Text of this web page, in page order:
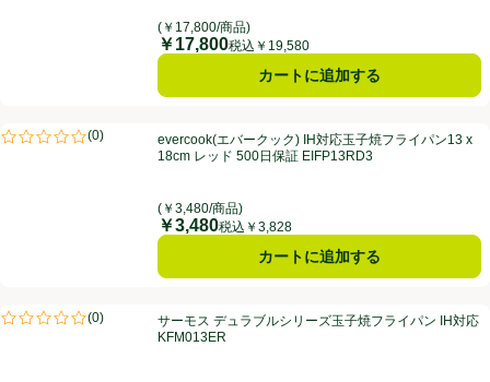
(￥17,800/商品)
価格
￥17,800税込￥19,580
カートに追加する
evercook(エバークック) IH対応玉子焼フライパン13 x 18cm レッド
(0)
評価は0件のレビューで5点中0.0点。
evercook(エバークック) IH対応玉子焼フライパン13 x
18cm レッド 500日保証 EIFP13RD3
(￥3,480/商品)
価格
￥3,480税込￥3,828
カートに追加する
サーモス デュラブルシリーズ玉子焼フライパン IH対応 KFM013ER
(0)
評価は0件のレビューで5点中0.0点。サーモス デュラブルシリーズ玉子焼フライパン IH対応
KFM013ER